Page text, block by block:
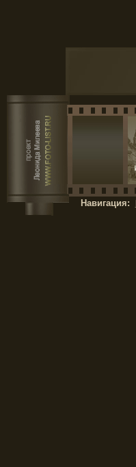
Навигация: